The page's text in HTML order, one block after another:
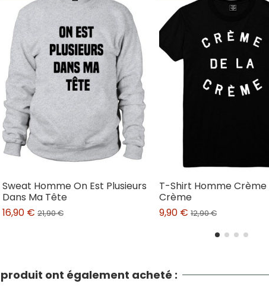
Sweat Homme On Est Plusieurs
Dans Ma Tête
16,90 € 21,90 €
T-Shirt Homme Crème
Crème
9,90 € 12,90 €
ont également acheté :